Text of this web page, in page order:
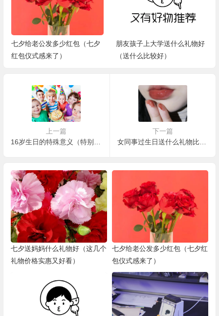
七夕给老公发多少红包（七夕
红包仪式感来了）
朋友孩子上大学送什么礼物好
（送什么比较好）
上一篇
16岁生日的特殊意义（特别是这几个年龄段）
下一篇
女同事过生日送什么礼物比较好（直男说，有救了）
七夕送妈妈什么礼物好（这几个
礼物价格实惠又好看）
七夕给老公发多少红包（七夕红
包仪式感来了）